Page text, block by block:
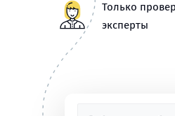
Только
эксперты